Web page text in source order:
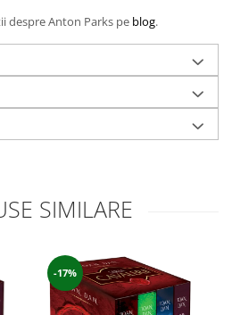
despre Anton Parks pe blog.
SIMILARE
-17%